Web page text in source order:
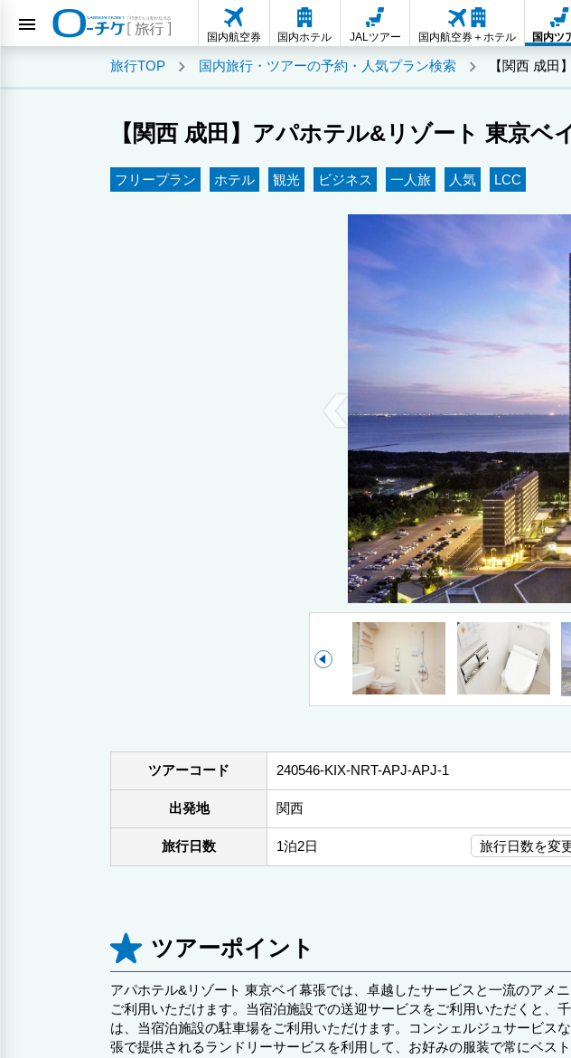
国内航空券 国内ホテル JALツアー 国内航空券＋ホテル 国内ツ
旅行TOP 国内旅行・ツアーの予約・人気プラン検索 【関西 成田
【関西 成田】アパホテル&リゾート 東京ベ
フリープラン ホテル 観光 ビジネス 一人旅 人気 LCC
ツアーコード 240546-KIX-NRT-APJ-APJ-1
出発地 関西
旅行日数 1泊2日
ツアーポイント
アパホテル&リゾート 東京ベイ幕張では、卓越したサービスと一流のアメ
ご利用いただけます。当宿泊施設での送迎サービスをご利用いただくと
は、当宿泊施設の駐車場をご利用いただけます。コンシェルジュサービス
張で提供されるランドリーサービスを利用して、お好みの服装で常にベス